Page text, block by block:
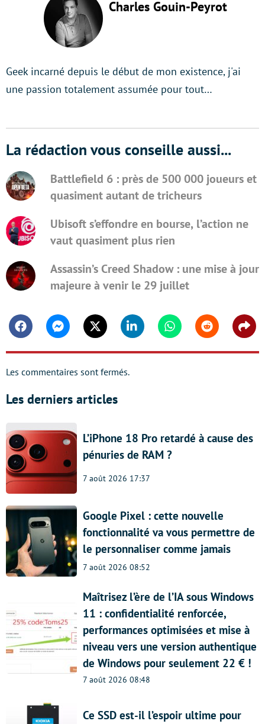
Charles Gouin-Peyrot
Geek incarné depuis le début de mon existence, j'ai
une passion totalement assumée pour tout…
La rédaction vous conseille aussi...
Battlefield 6 : près de 500 000 joueurs et
quasiment autant de tricheurs
Ubisoft s’effondre en bourse, l’action ne
vaut quasiment plus rien
Assassin’s Creed Shadow : une mise à jour
majeure à venir le 29 juillet
FacebookMessengerTwitter Linkedin WhatsappReddit
Les commentaires sont fermés.
Les derniers articles
L’iPhone 18 Pro retardé à cause des
pénuries de RAM ?
7 août 2026 17:37
Google Pixel : cette nouvelle
fonctionnalité va vous permettre de
le personnaliser comme jamais
7 août 2026 08:52
Maîtrisez l’ère de l’IA sous Windows
11 : confidentialité renforcée,
performances optimisées et mise à
niveau vers une version authentique
de Windows pour seulement 22 € !
7 août 2026 08:48
Ce SSD est-il l’espoir ultime pour